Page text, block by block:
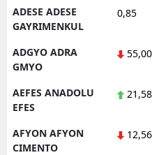
ADESE ADESE
GAYRIMENKUL
0,85
ADGYO ADRA
GMYO
55,00
AEFES ANADOLU
EFES
21,58
AFYON AFYON
CIMENTO
12,56